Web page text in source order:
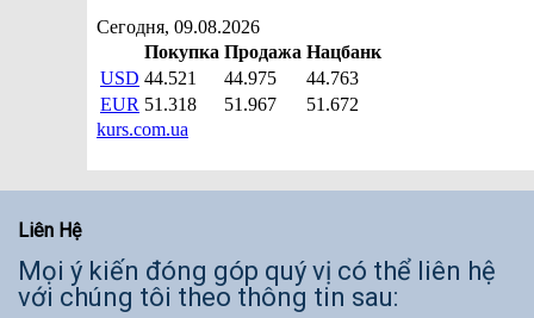
Liên Hệ
Mọi ý kiến đóng góp quý vị có thể liên hệ
với chúng tôi theo thông tin sau: